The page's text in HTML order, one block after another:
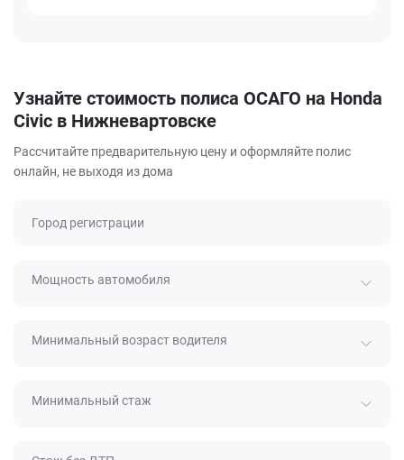
Узнайте стоимость полиса ОСАГО на Honda
Civic в Нижневартовске
Рассчитайте предварительную цену и оформляйте полис
онлайн, не выходя из дома
Город регистрации
Мощность автомобиля
Минимальный возраст водителя
Минимальный стаж